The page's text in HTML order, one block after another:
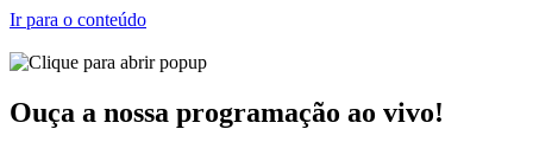
Ir para o conteúdo
Ouça a nossa programação ao vivo!